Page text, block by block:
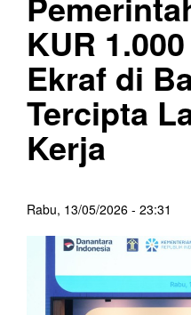
KUR
Ekraf di
Tercipta
Kerja
Rabu, 13/05/2026 - 23:31